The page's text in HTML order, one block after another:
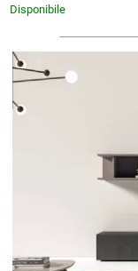
Disponibile